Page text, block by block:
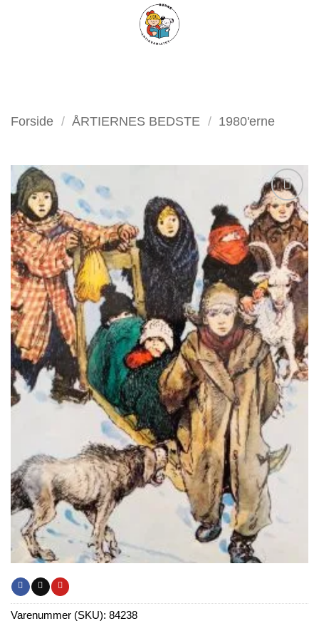
FILTER
Forside / ÅRTIERNES BEDSTE / 1980'erne
Tilføj
som
favorit
Varenummer (SKU): 84238